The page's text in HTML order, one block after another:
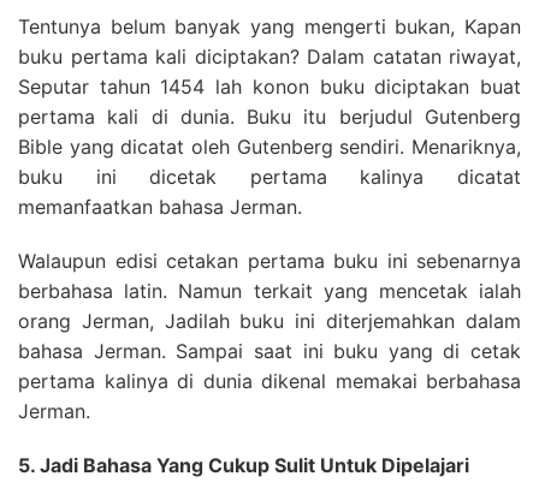
Tentunya belum banyak yang mengerti bukan, Kapan
buku pertama kali diciptakan? Dalam catatan riwayat,
Seputar tahun 1454 lah konon buku diciptakan buat
pertama kali di dunia. Buku itu berjudul Gutenberg
Bible yang dicatat oleh Gutenberg sendiri. Menariknya,
buku ini dicetak pertama kalinya dicatat
memanfaatkan bahasa Jerman.
Walaupun edisi cetakan pertama buku ini sebenarnya
berbahasa latin. Namun terkait yang mencetak ialah
orang Jerman, Jadilah buku ini diterjemahkan dalam
bahasa Jerman. Sampai saat ini buku yang di cetak
pertama kalinya di dunia dikenal memakai berbahasa
Jerman.
5. Jadi Bahasa Yang Cukup Sulit Untuk Dipelajari